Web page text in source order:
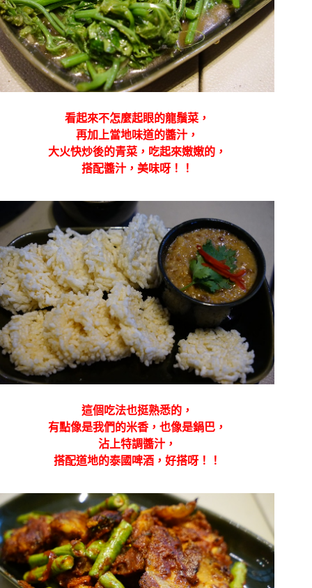
看起來不怎麼起眼的龍鬚菜，
再加上當地味道的醬汁，
大火快炒後的青菜，吃起來嫩嫩的，
搭配醬汁，美味呀！！
這個吃法也挺熟悉的，
有點像是我們的米香，也像是鍋巴，
沾上特調醬汁，
搭配道地的泰國啤酒，好搭呀！！